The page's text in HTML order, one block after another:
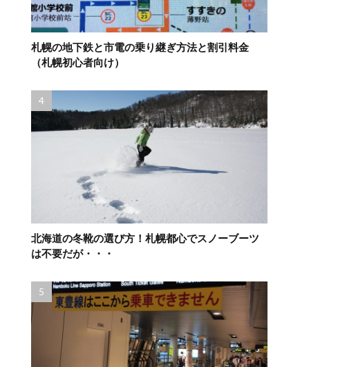
札幌の地下鉄と市電の乗り継ぎ方法と割引料金
（札幌初心者向け）
北海道の冬靴の選び方！札幌都心でスノーブーツ
は不要だが・・・